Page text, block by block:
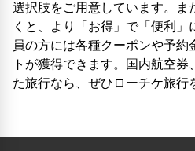
選択肢をご用意しています。ま
くと、より「お得」で「便利
員の方には各種クーポンや予約
トが獲得できます。国内航空
た旅行なら、ぜひローチケ旅行